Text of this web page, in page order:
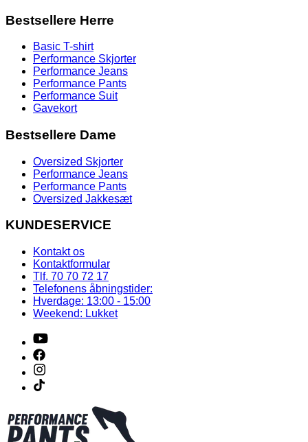
Bestsellere Herre
Basic T-shirt
Performance Skjorter
Performance Jeans
Performance Pants
Performance Suit
Gavekort
Bestsellere Dame
Oversized Skjorter
Performance Jeans
Performance Pants
Oversized Jakkesæt
KUNDESERVICE
Kontakt os
Kontaktformular
Tlf. 70 70 72 17
Telefonens åbningstider:
Hverdage: 13:00 - 15:00
Weekend: Lukket